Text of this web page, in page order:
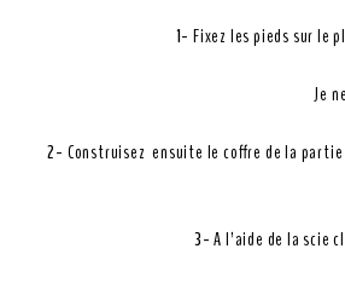
1- Fixez les pieds sur le
Je
2- Construisez ensuite le coffre de la partie
3-A l’aide de la scie